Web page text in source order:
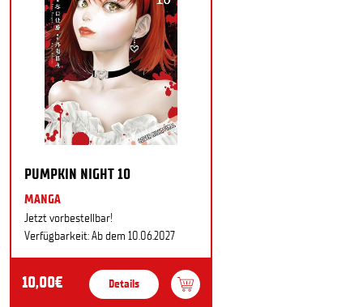
PUMPKIN NIGHT 10
MANGA
Jetzt vorbestellbar!
Verfügbarkeit: Ab dem 10.06.2027
10,00€ Details